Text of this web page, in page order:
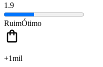
1.9
RuimÓtimo
+1mil